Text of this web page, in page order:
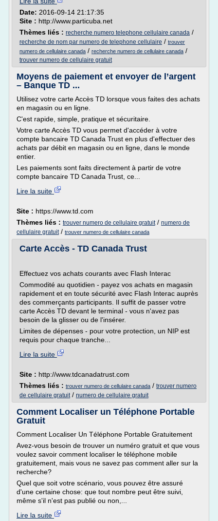
Date: 2016-09-14 21:17:35
Site : http://www.particuba.net
Thèmes liés : recherche numero telephone cellulaire canada /
recherche de nom par numero de telephone cellulaire / trouver
numero de cellulaire canada / recherche numero de cellulaire canada /
trouver numero de cellulaire gratuit
Moyens de paiement et envoyer de l’argent
– Banque TD ...
Utilisez votre carte Accès TD lorsque vous faites des achats
en magasin ou en ligne.
C'est rapide, simple, pratique et sécuritaire.
Votre carte Accès TD vous permet d'accéder à votre
compte bancaire TD Canada Trust en plus d'effectuer des
achats par débit en magasin ou en ligne, dans le monde
entier.
Les paiements sont faits directement à partir de votre
compte bancaire TD Canada Trust, ce...
Lire la suite
Site : https://www.td.com
Thèmes liés : trouver numero de cellulaire gratuit/ numero de
cellulaire gratuit/ trouver numero de cellulaire canada
Carte Accès - TD Canada Trust
Effectuez vos achats courants avec Flash Interac
Commodité au quotidien - payez vos achats en magasin
rapidement et en toute sécurité avec Flash Interac auprès
des commerçants participants. Il suffit de passer votre
carte Accès TD devant le terminal - vous n'avez pas
besoin de la glisser ou de l'insérer.
Limites de dépenses - pour votre protection, un NIP est
requis pour chaque tranche...
Lire la suite
Site : http://www.tdcanadatrust.com
Thèmes liés : trouver numero de cellulaire canada / trouver numero
de cellulaire gratuit/ numero de cellulaire gratuit
Comment Localiser un Téléphone Portable
Gratuit
Comment Localiser Un Téléphone Portable Gratuitement
Avez-vous besoin de trouver un numéro gratuit et que vous
voulez savoir comment localiser le téléphone mobile
gratuitement, mais vous ne savez pas comment aller sur la
recherche?
Quel que soit votre scénario, vous pouvez être assuré
d'une certaine chose: que tout nombre peut être suivi,
même s'il n'est pas publié ou non,...
Lire la suite